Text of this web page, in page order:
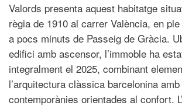
Valords presenta aquest habitatge
règia de 1910 al carrer València, en
a pocs minuts de Passeig de Gràcia.
edifici amb ascensor, l’immoble ha
integralment el 2025, combinant
l’arquitectura clàssica barcelonina
contemporànies orientades al confort.